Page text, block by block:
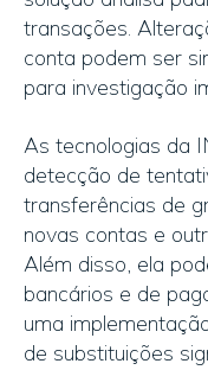
transações.
conta podem ser
para investigação
As tecnologias da
detecção de
transferências de
novas contas e
Além disso, ela
bancários e de
uma
de substituições